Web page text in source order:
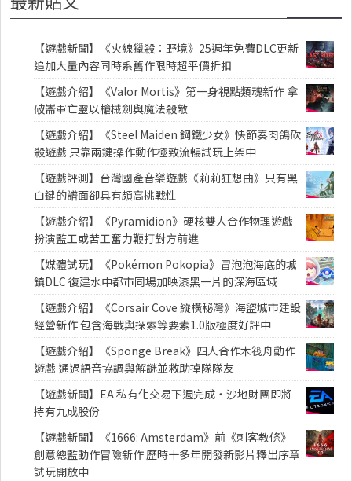
【遊戲新聞】《火線獵殺：野境》25週年免費DLC更新
追加大量內容同時系舊作限時超平價折扣
【遊戲介紹】《Valor Mortis》第一身視點類魂新作 拿
破崙軍亡靈以槍械劍與魔法殺敵
【遊戲介紹】《Steel Maiden 鋼鐵少女》快節奏肉鴿砍
殺遊戲 只靠兩鍵操作動作極致流暢試玩上架中
【遊戲評測】台灣國產音樂遊戲《莉莉狂想曲》只有黑
白鍵的譜面卻具有頗高挑戰性
【遊戲介紹】《Pyramidion》硬核雙人合作物理遊戲
扮演監工或苦工奮力鞭打對方前進
【媒體試玩】《Pokémon Pokopia》冒泡泡海底的城
鎮DLC 復建水中都市同場加映漆黑一片的深海區域
【遊戲介紹】《Corsair Cove 縱橫秘灣》海盜城市建設
經營新作 包含海戰與探索等要素1.0版極度好評中
【遊戲介紹】《Sponge Break》四人合作木筏舟動作
遊戲 通過語音協調與解謎並救助掉隊隊友
【遊戲新聞】EA 私有化交易下週完成・沙地財團即將
持有九成股份
【遊戲新聞】《1666: Amsterdam》前《刺客教條》
創意總監動作冒險新作 歷時十多年開發新影片釋出序章
試玩開放中